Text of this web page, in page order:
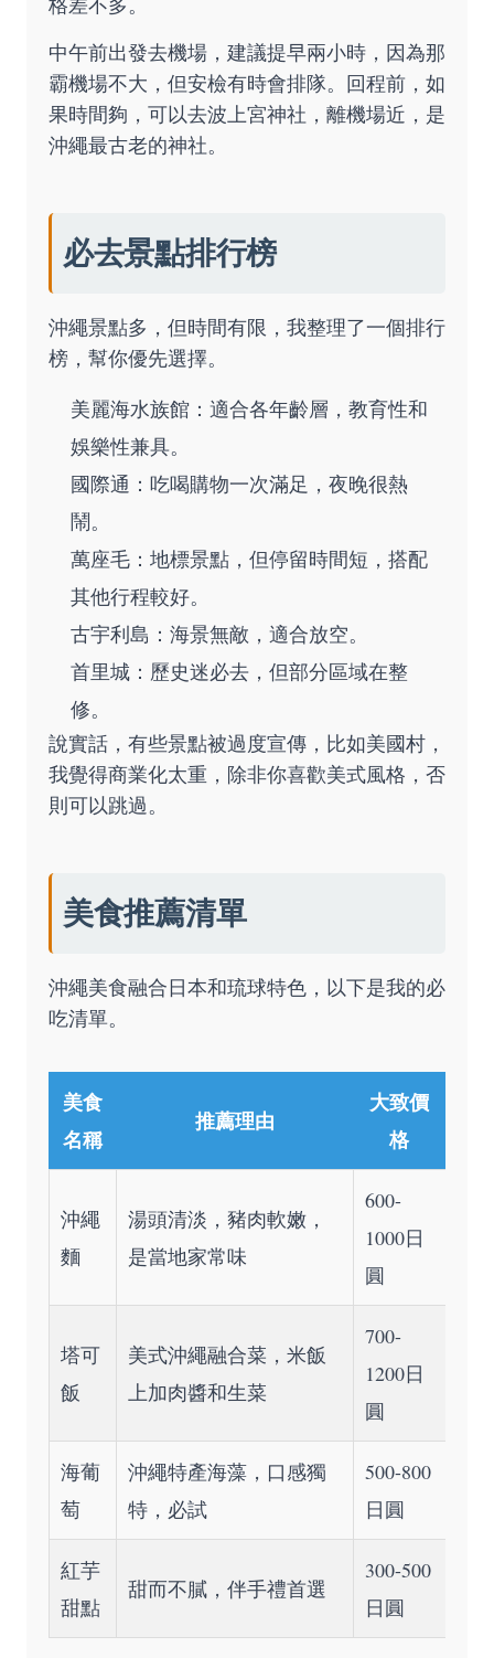
中午前出發去機場，建議提早兩小時，因為那
霸機場不大，但安檢有時會排隊。回程前，如
果時間夠，可以去波上宮神社，離機場近，是
沖繩最古老的神社。
必去景點排行榜
沖繩景點多，但時間有限，我整理了一個排行
榜，幫你優先選擇。
美麗海水族館：適合各年齡層，教育性和
娛樂性兼具。
國際通：吃喝購物一次滿足，夜晚很熱
鬧。
萬座毛：地標景點，但停留時間短，搭配
其他行程較好。
古宇利島：海景無敵，適合放空。
首里城：歷史迷必去，但部分區域在整
修。
說實話，有些景點被過度宣傳，比如美國村，
我覺得商業化太重，除非你喜歡美式風格，否
則可以跳過。
美食推薦清單
沖繩美食融合日本和琉球特色，以下是我的必
吃清單。
美食
名稱
推薦理由
大致價
格
沖繩
麵
湯頭清淡，豬肉軟嫩，
是當地家常味
600-
1000日
圓
塔可
飯
美式沖繩融合菜，米飯
上加肉醬和生菜
700-
1200日
圓
海葡
萄
沖繩特產海藻，口感獨
特，必試
500-800
日圓
紅芋
甜點
甜而不膩，伴手禮首選
300-500
日圓